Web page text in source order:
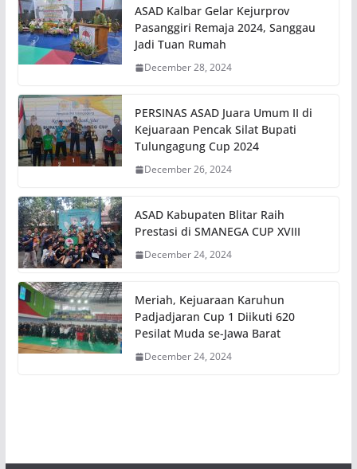
ASAD Kalbar Gelar Kejurprov
Pasanggiri Remaja 2024, Sanggau
Jadi Tuan Rumah
December 28, 2024
PERSINAS ASAD Juara Umum II di
Kejuaraan Pencak Silat Bupati
Tulungagung Cup 2024
December 26, 2024
ASAD Kabupaten Blitar Raih
Prestasi di SMANEGA CUP XVIII
December 24, 2024
Meriah, Kejuaraan Karuhun
Padjadjaran Cup 1 Diikuti 620
Pesilat Muda se-Jawa Barat
December 24, 2024